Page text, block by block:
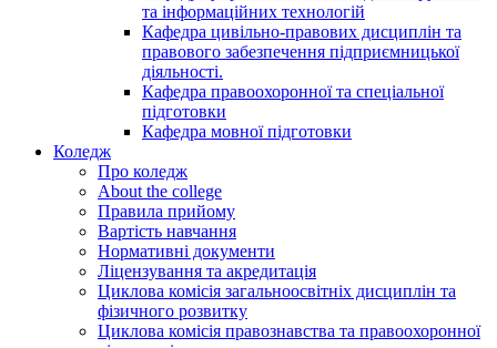
та інформаційних технологій
Кафедра цивільно-правових дисциплін та
правового забезпечення підприємницької
діяльності.
Кафедра правоохоронної та спеціальної
підготовки
Кафедра мовної підготовки
Коледж
Про коледж
About the college
Правила прийому
Вартість навчання
Нормативні документи
Ліцензування та акредитація
Циклова комісія загальноосвітніх дисциплін та
фізичного розвитку
Циклова комісія правознавства та правоохоронної